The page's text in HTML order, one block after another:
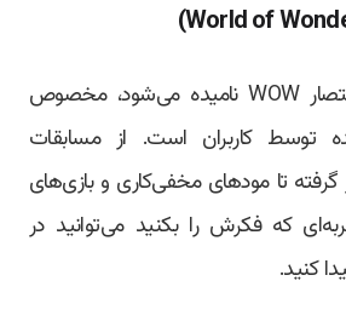
این بخش که به اختصار WOW نامیده می‌شود، مخصوص
توسط کاربران است. از مسابقات
گرفته تا مودهای مخفی‌کاری و بازی‌های
که فکرش را بکنید می‌توانید در